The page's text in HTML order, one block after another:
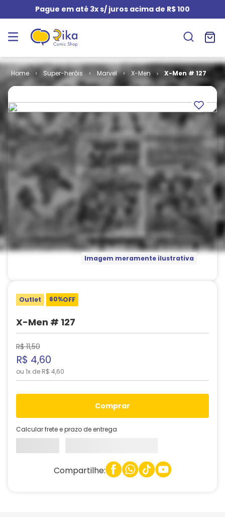
Pague em até 3x s/ juros acima de R$ 100
Super-heróis Marvel X-Men X-Men # 127
Imagem meramente ilustrativa
Outlet 60%OFF
X-Men # 127
R$ 11,50
R$ 4,60
ou 1x de R$ 4,60
comprar
Calcular frete e prazo de entrega
Compartilhe: